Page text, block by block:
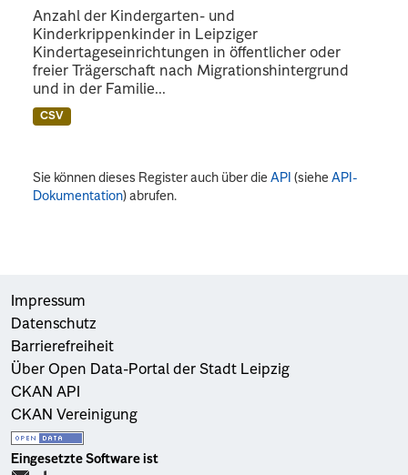
Anzahl der Kindergarten- und
Kinderkrippenkinder in Leipziger
Kindertageseinrichtungen in öffentlicher oder
freier Trägerschaft nach Migrationshintergrund
und in der Familie...
CSV
Sie können dieses Register auch über dieAPI (sieheAPI-
Dokumentation) abrufen.
Impressum
Datenschutz
Barrierefreiheit
Über Open Data-Portal der Stadt Leipzig
CKAN API
CKAN Vereinigung
Eingesetzte Software ist